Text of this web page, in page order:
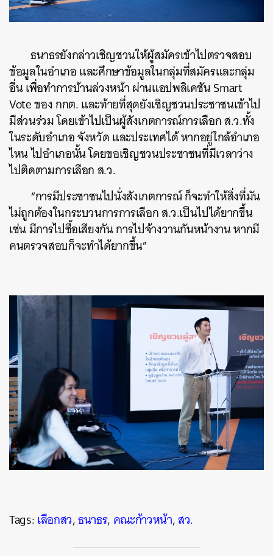
ธนาธรยังกล่าวเชิญชวนให้ผู้สมัครเข้าไปตรวจสอบ
ข้อมูลในอำเภอ และศึกษาข้อมูลในกลุ่มที่สมัครและกลุ่ม
อื่น เพื่อทำการบ้านล่วงหน้า ผ่านแอปพลิเคชัน Smart
Vote ของ กกต. และท้ายที่สุดยังเชิญชวนประชาชนเข้าไป
มีส่วนร่วม โดยเข้าไปเป็นผู้สังเกตการณ์การเลือก ส.ว.ทั้ง
ในระดับอำเภอ จังหวัด และประเทศได้ หากอยู่ใกล้อำเภอ
ไหน ไปอำเภอนั้น โดยขอเชิญชวนประชาชนที่มีเวลาว่าง
ไปติดตามการเลือก ส.ว.
“การมีประชาชนไปนั่งสังเกตการณ์ ก็จะทำให้สิ่งที่มัน
ไม่ถูกต้องในกระบวนการการเลือก ส.ว.เป็นไปได้ยากขึ้น
เช่น มีการไปซื้อเสียงกัน การไปจ้างวานกันหน้างาน หากมี
คนตรวจสอบก็จะทำได้ยากขึ้น”
Tags:เลือกสว,ธนาธร, คณะก้าวหน้า,สว.
ค้นหา
SHARE TWEET LINE EMAIL